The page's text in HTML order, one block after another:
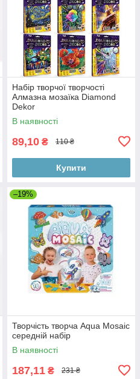
Набір творчої творчості
Алмазна мозаїка Diamond
Dekor
В наявності
89,10 ₴ 110 ₴
Купити
–19%
Творчість творча Aqua Mosaic
середній набір
В наявності
187,11 ₴ 231 ₴